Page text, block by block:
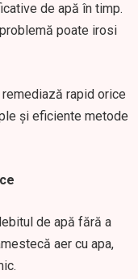
de apă în timp.
poate irosi
rapid orice
și eficiente metode
de apă fără a
aer cu apa,